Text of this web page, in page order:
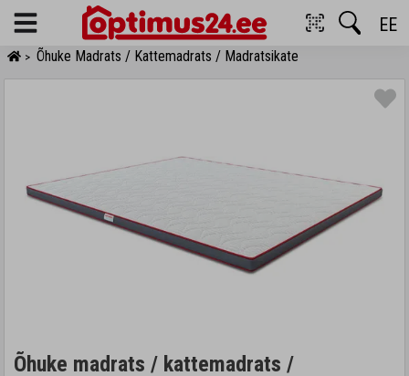
Menu EE
> Õhuke Madrats / Kattemadrats / Madratsikate
Õhuke madrats / kattemadrats /